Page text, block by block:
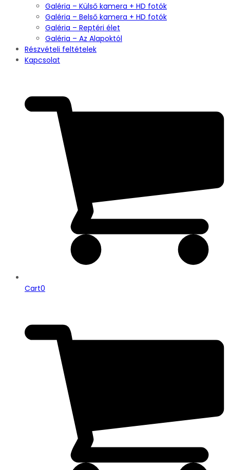
Galéria – Külső kamera + HD fotók
Galéria – Belső kamera + HD fotók
Galéria – Reptéri élet
Galéria – Az Alapoktól
Részvételi feltételek
Kapcsolat
Cart0